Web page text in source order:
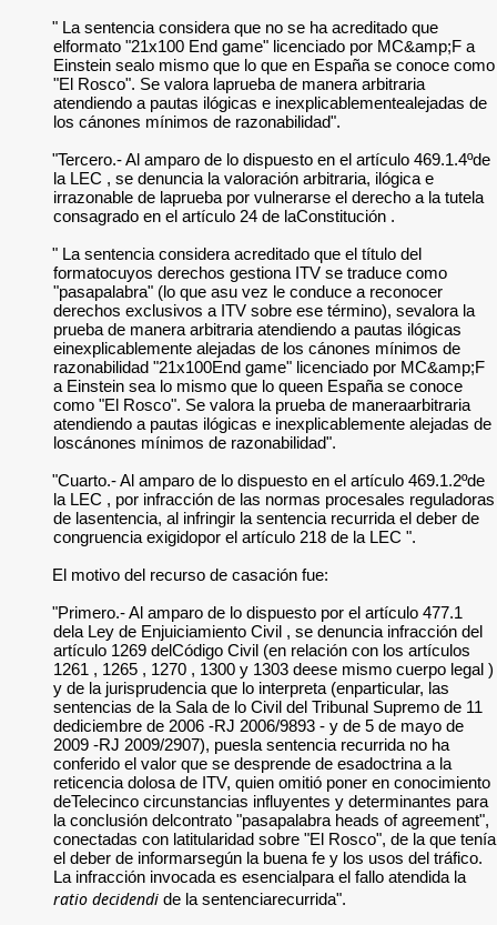
" La sentencia considera que no se ha acreditado que
elformato "21x100 End game" licenciado por MC&amp;F a
Einstein sealo mismo que lo que en España se conoce como
"El Rosco". Se valora laprueba de manera arbitraria
atendiendo a pautas ilógicas e inexplicablementealejadas de
los cánones mínimos de razonabilidad".
"Tercero.- Al amparo de lo dispuesto en el artículo 469.1.4ºde
la LEC , se denuncia la valoración arbitraria, ilógica e
irrazonable de laprueba por vulnerarse el derecho a la tutela
consagrado en el artículo 24 de laConstitución .
" La sentencia considera acreditado que el título del
formatocuyos derechos gestiona ITV se traduce como
"pasapalabra" (lo que asu vez le conduce a reconocer
derechos exclusivos a ITV sobre ese término), sevalora la
prueba de manera arbitraria atendiendo a pautas ilógicas
einexplicablemente alejadas de los cánones mínimos de
razonabilidad "21x100End game" licenciado por MC&amp;F
a Einstein sea lo mismo que lo queen España se conoce
como "El Rosco". Se valora la prueba de maneraarbitraria
atendiendo a pautas ilógicas e inexplicablemente alejadas de
loscánones mínimos de razonabilidad".
"Cuarto.- Al amparo de lo dispuesto en el artículo 469.1.2ºde
la LEC , por infracción de las normas procesales reguladoras
de lasentencia, al infringir la sentencia recurrida el deber de
congruencia exigidopor el artículo 218 de la LEC ".
El motivo del recurso de casación fue:
"Primero.- Al amparo de lo dispuesto por el artículo 477.1
dela Ley de Enjuiciamiento Civil , se denuncia infracción del
artículo 1269 delCódigo Civil (en relación con los artículos
1261 , 1265 , 1270 , 1300 y 1303 deese mismo cuerpo legal )
y de la jurisprudencia que lo interpreta (enparticular, las
sentencias de la Sala de lo Civil del Tribunal Supremo de 11
dediciembre de 2006 -RJ 2006/9893 - y de 5 de mayo de
2009 -RJ 2009/2907), puesla sentencia recurrida no ha
conferido el valor que se desprende de esadoctrina a la
reticencia dolosa de ITV, quien omitió poner en conocimiento
deTelecinco circunstancias influyentes y determinantes para
la conclusión delcontrato "pasapalabra heads of agreement",
conectadas con latitularidad sobre "El Rosco", de la que tenía
el deber de informarsegún la buena fe y los usos del tráfico.
La infracción invocada es esencialpara el fallo atendida la
ratio decidendi de la sentenciarecurrida".